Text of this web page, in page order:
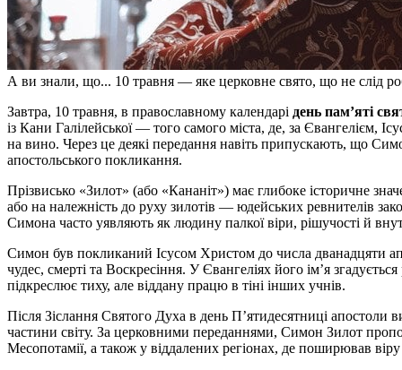
А ви знали, що... 10 травня — яке церковне свято, що не слід
Завтра, 10 травня, в православному календарі день пам’яті
із Кани Галілейської — того самого міста, де, за Євангелієм,
на вино. Через це деякі передання навіть припускають, що
апостольського покликання.
Прізвисько «Зилот» (або «Кананіт») має глибоке історичне
або на належність до руху зилотів — юдейських ревнителів
Симона часто уявляють як людину палкої віри, рішучості й
Симон був покликаний Ісусом Христом до числа дванадцяти
чудес, смерті та Воскресіння. У Євангеліях його ім’я
підкреслює тиху, але віддану працю в тіні інших учнів.
Після Зіслання Святого Духа в день П’ятидесятниці апостоли
частини світу. За церковними переданнями, Симон Зилот
Месопотамії, а також у віддалених регіонах, де поширював